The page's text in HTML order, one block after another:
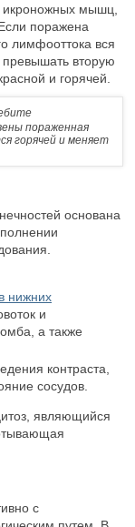
икроножных мышц,
поражена
лимфооттока вся
превышать вторую
и горячей.
пораженная
горячей и меняет
основана
нижних
и
а также
контраста,
сосудов.
являющийся
с